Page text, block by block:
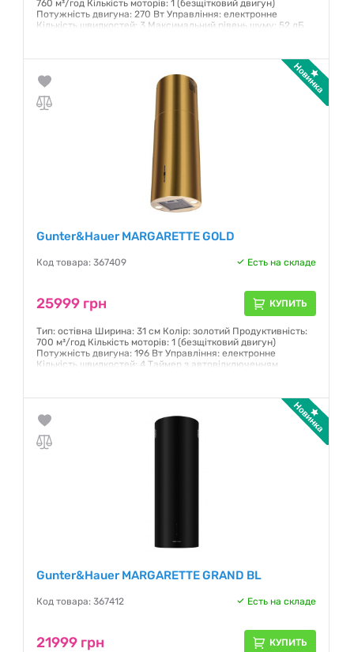
760 м³/год Кількість моторів: 1 (безщітковий двигун)
Потужність двигуна: 270 Вт Управління: електронне
Кількість швидкостей: 3 Максимальний рівень шуму: 52 дБ
Gunter&Hauer MARGARETTE GOLD
Код товара: 367409 Есть на складе
25999 грн КУПИТЬ
Тип: остівна Ширина: 31 см Колір: золотий Продуктивність:
700 м³/год Кількість моторів: 1 (безщітковий двигун)
Потужність двигуна: 196 Вт Управління: електронне
Кількість швидкостей: 4 Таймер з автовідключенням
Гарантия:12 месяцев
Gunter&Hauer MARGARETTE GRAND BL
Код товара: 367412 Есть на складе
21999 грн КУПИТЬ